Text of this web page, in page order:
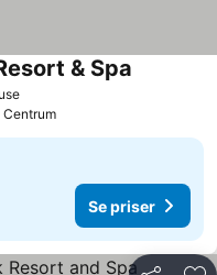
& Spa
Centrum
Se priser